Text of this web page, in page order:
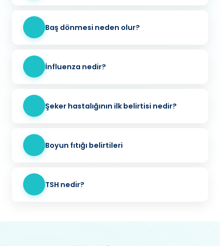
Baş dönmesi neden olur?
İnfluenza nedir?
Şeker hastalığının ilk belirtisi nedir?
Boyun fıtığı belirtileri
TSH nedir?